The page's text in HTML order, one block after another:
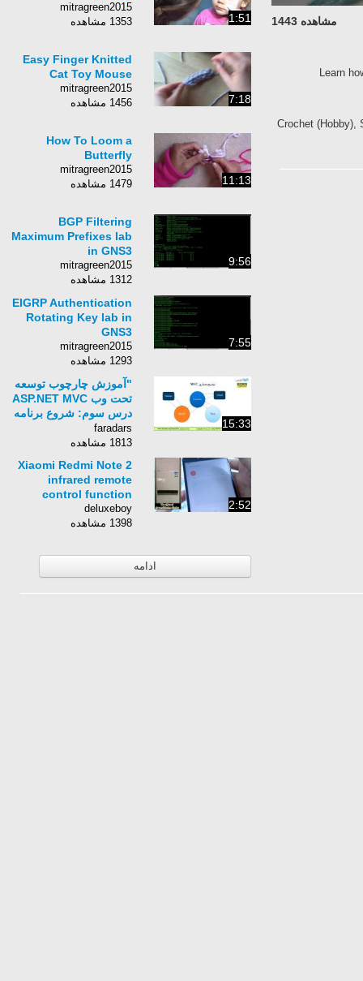
مشاهده 1443
Learn
Crochet (Hobby),
1:51
mitragreen2015
1353 مشاهده
7:18
Easy Finger Knitted
Cat Toy Mouse
mitragreen2015
1456 مشاهده
11:13
How To Loom a
Butterfly
mitragreen2015
1479 مشاهده
9:56
BGP Filtering
Maximum Prefixes lab
in GNS3
mitragreen2015
1312 مشاهده
7:55
EIGRP Authentication
Rotating Key lab in
GNS3
mitragreen2015
1293 مشاهده
15:33
"آموزش چارچوب توسعه
تحت وب ASP.NET MVC
درس سوم: شروع برنامه
(الف)"
faradars
1813 مشاهده
2:52
Xiaomi Redmi Note 2
infrared remote
control function
deluxeboy
1398 مشاهده
ادامه